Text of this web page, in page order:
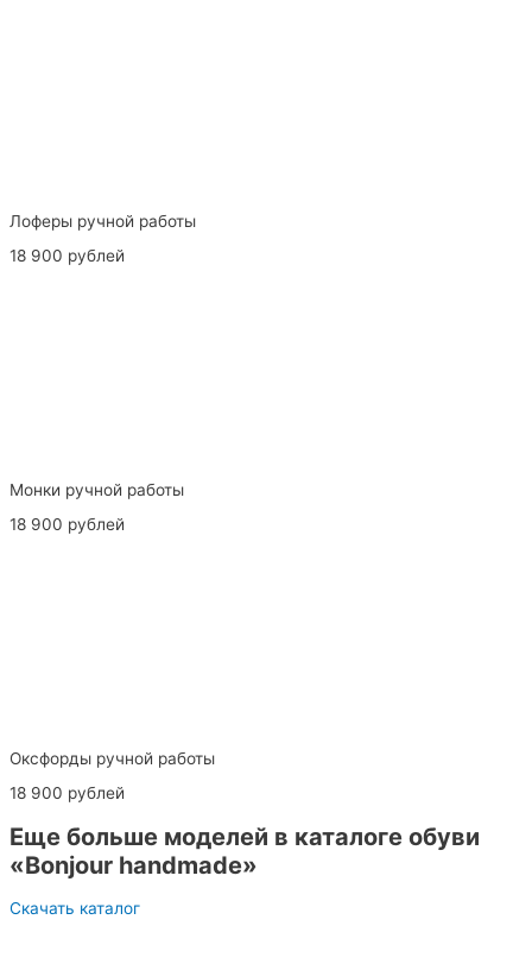
Лоферы ручной работы
18 900 рублей
Монки ручной работы
18 900 рублей
Оксфорды ручной работы
18 900 рублей
Еще больше моделей в каталоге обуви
«Bonjour handmade»
Скачать каталог